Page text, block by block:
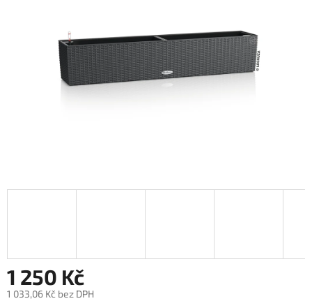
1 250 Kč
1 033,06 Kč bez DPH